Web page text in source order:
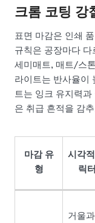
크롬 코팅 강
표면 마감은 인쇄
규칙은 공장마다 다
세미매트, 매트/스
라이트는 반사율이
트는 잉크 유지력
은 취급 흔적을 감
마감 유
형
시각
릭터
거울